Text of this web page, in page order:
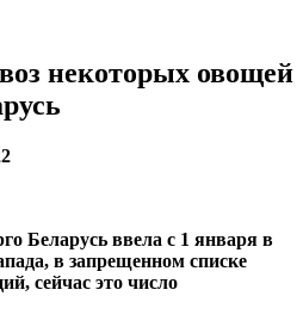
некоторых овощей
Беларусь ввела с 1 января в
в запрещенном списке
сейчас это число